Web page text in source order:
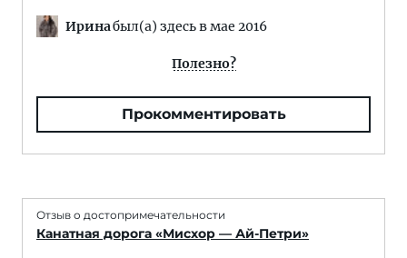
Иринабыл(а) здесь в мае 2016
Полезно?
Прокомментировать
Отзыв о достопримечательности
Канатная дорога «Мисхор — Ай-Петри»